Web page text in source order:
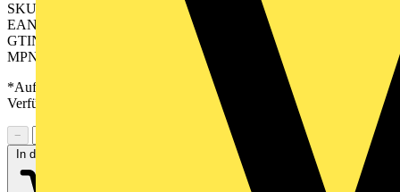
SKU: 2618490000
EAN: 04050118670349
GTIN: 04050118670349
MPN: TRP 120VAC RC 2CO AU
*Auf Anfrage verfügbar - bitte in den Warenkorb legen, um
Verfügbarkeit zu prüfen
−
In den Warenkorb